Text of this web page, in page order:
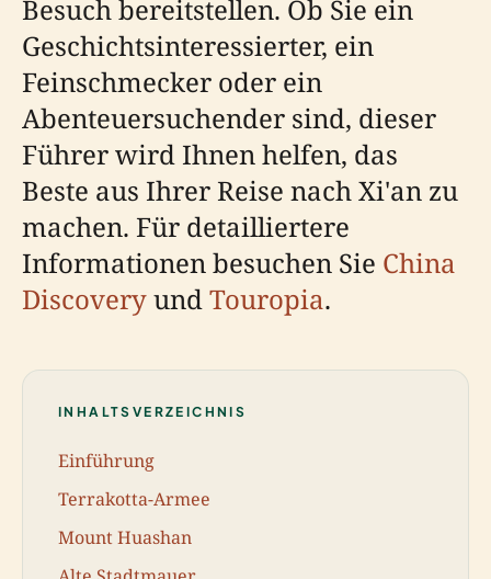
Besuch bereitstellen. Ob Sie ein
Geschichtsinteressierter, ein
Feinschmecker oder ein
Abenteuersuchender sind, dieser
Führer wird Ihnen helfen, das
Beste aus Ihrer Reise nach Xi'an zu
machen. Für detailliertere
Informationen besuchen Sie China
DiscoveryundTouropia.
INHALTSVERZEICHNIS
Einführung
Terrakotta-Armee
Mount Huashan